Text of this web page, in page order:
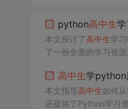
python高中生
本文探讨了高中生学
了一份全面的学习资
高中生学python
本文指导高中生如何
还提供了Python学习